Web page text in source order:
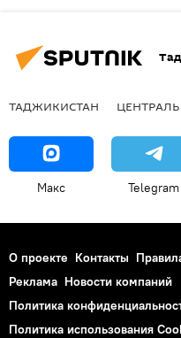
ТАДЖИКИСТАН
Макс Telegram
О проекте Контакты
Реклама Новости компаний
Политика
Политика использования